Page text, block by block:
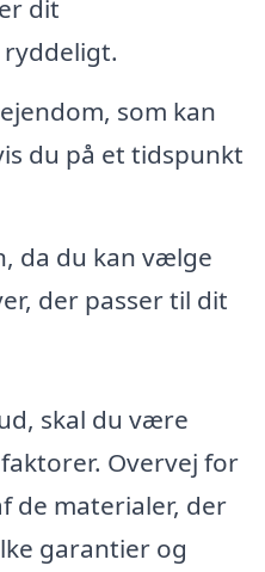
dit
som kan
du på et tidspunkt
da du kan vælge
der passer til dit
skal du være
Overvej for
de materialer, der
garantier og